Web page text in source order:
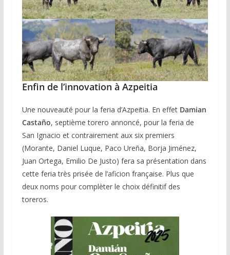
Enfin de l’innovation à Azpeitia
Une nouveauté pour la feria d’Azpeitia. En effet Damian
Castaño, septième torero annoncé, pour la feria de
San Ignacio et contrairement aux six premiers
(Morante, Daniel Luque, Paco Ureña, Borja Jiménez,
Juan Ortega, Emilio De Justo) fera sa présentation dans
cette feria très prisée de l’aficion française. Plus que
deux noms pour complèter le choix définitif des
toreros.